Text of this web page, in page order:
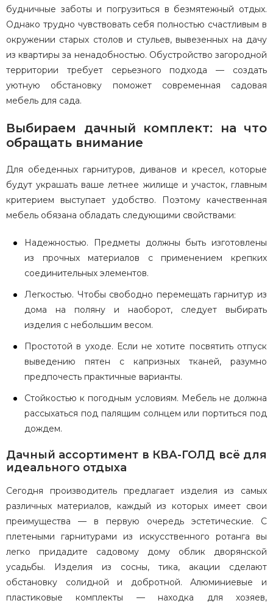
будничные заботы и погрузиться в безмятежный отдых.
Однако трудно чувствовать себя полностью счастливым в
окружении старых столов и стульев, вывезенных на дачу
из квартиры за ненадобностью. Обустройство загородной
территории требует серьезного подхода — создать
уютную обстановку поможет современная садовая
мебель для сада.
Выбираем дачный комплект: на что
обращать внимание
Для обеденных гарнитуров, диванов и кресел, которые
будут украшать ваше летнее жилище и участок, главным
критерием выступает удобство. Поэтому качественная
мебель обязана обладать следующими свойствами:
Надежностью. Предметы должны быть изготовлены
из прочных материалов с применением крепких
соединительных элементов.
Легкостью. Чтобы свободно перемещать гарнитур из
дома на поляну и наоборот, следует выбирать
изделия с небольшим весом.
Простотой в уходе. Если не хотите посвятить отпуск
выведению пятен с капризных тканей, разумно
предпочесть практичные варианты.
Стойкостью к погодным условиям. Мебель не должна
рассыхаться под палящим солнцем или портиться под
дождем.
Дачный ассортимент в КВА-ГОЛД всё для
идеального отдыха
Сегодня производитель предлагает изделия из самых
различных материалов, каждый из которых имеет свои
преимущества — в первую очередь эстетические. С
плетеными гарнитурами из искусственного ротанга вы
легко придадите садовому дому облик дворянской
усадьбы. Изделия из сосны, тика, акации сделают
обстановку солидной и добротной. Алюминиевые и
пластиковые комплекты — находка для хозяев,